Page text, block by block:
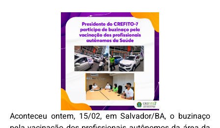
Aconteceu ontem, 15/02, em Salvador/BA, o buzinaço